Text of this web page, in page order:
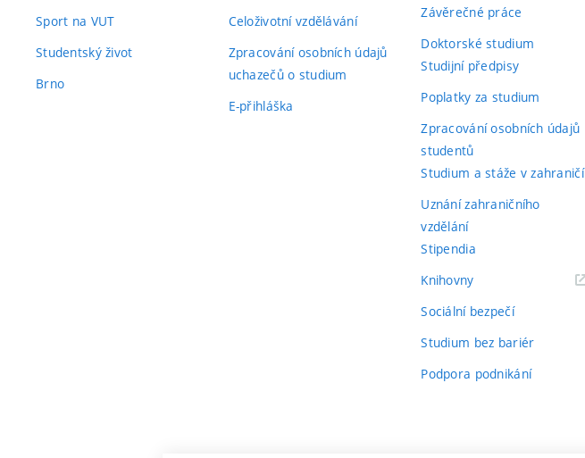
Sport na VUT
Studentský život
Brno
Celoživotní vzdělávání
Zpracování osobních údajů
uchazečů o studium
E-přihláška
Závěrečné práce
Doktorské studium
Studijní předpisy
Poplatky za studium
Zpracování osobních údajů
studentů
Studium a stáže v zahraničí
Uznání zahraničního
vzdělání
Stipendia
Knihovny(externí
Sociální bezpečí
Studium bez bariér
Podpora podnikání